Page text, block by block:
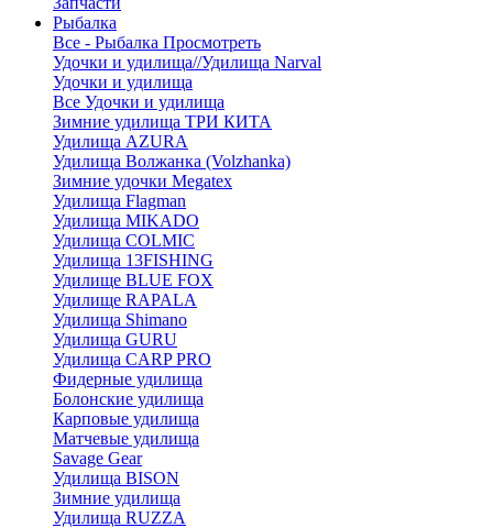
Рыбалка
Все - Рыбалка Просмотреть
Удочки и удилища//Удилища Narval
Удочки и удилища
Все Удочки и удилища
Зимние удилища ТРИ КИТА
Удилища AZURA
Удилища Волжанка (Volzhanka)
Зимние удочки Megatex
Удилища Flagman
Удилища MIKADO
Удилища COLMIC
Удилища 13FISHING
Удилище BLUE FOX
Удилище RAPALA
Удилища Shimano
Удилища GURU
Удилища CARP PRO
Фидерные удилища
Болонские удилища
Карповые удилища
Матчевые удилища
Savage Gear
Удилища BISON
Зимние удилища
Удилища RUZZA